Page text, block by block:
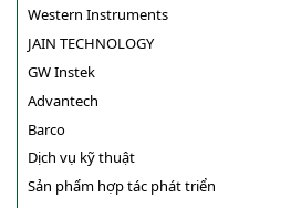
Western Instruments
JAIN TECHNOLOGY
GW Instek
Advantech
Barco
Dịch vụ kỹ thuật
Sản phẩm hợp tác phát triển